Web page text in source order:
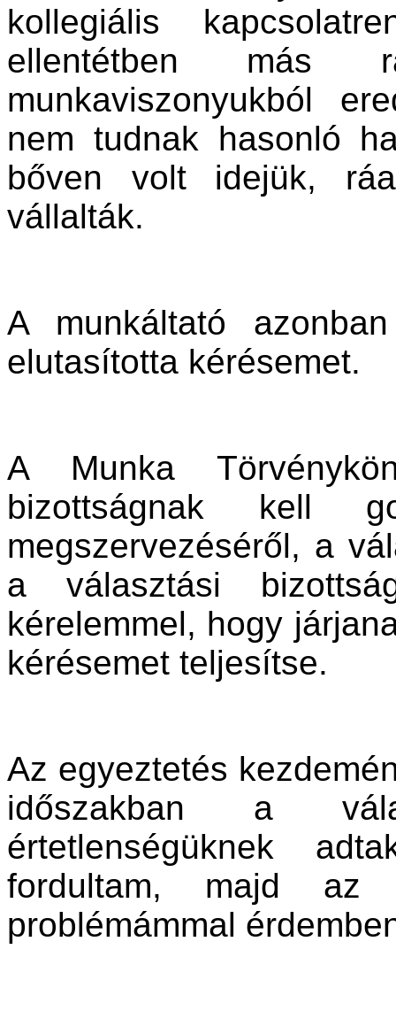
kollegiális
ellentétben más
munkaviszonyukból
nem tudnak hasonló
bőven volt idejük,
vállalták.
A munkáltató
elutasította kérésemet.
A Munka
bizottságnak kell
megszervezéséről, a
a választási
kérelemmel, hogy
kérésemet teljesítse.
Az egyeztetés
időszakban a
értetlenségüknek
fordultam, majd az
problémámmal